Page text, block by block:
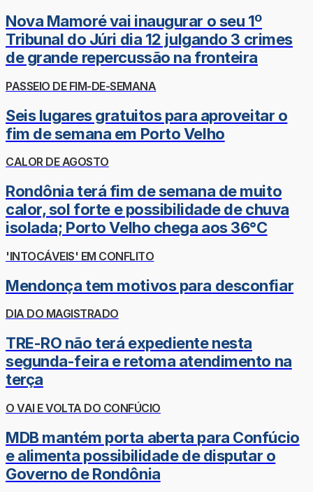
Nova Mamoré vai inaugurar o seu 1º
Tribunal do Júri dia 12 julgando 3 crimes
de grande repercussão na fronteira
PASSEIO DE FIM-DE-SEMANA
Seis lugares gratuitos para aproveitar o
fim de semana em Porto Velho
CALOR DE AGOSTO
Rondônia terá fim de semana de muito
calor, sol forte e possibilidade de chuva
isolada; Porto Velho chega aos 36°C
'INTOCÁVEIS' EM CONFLITO
Mendonça tem motivos para desconfiar
DIA DO MAGISTRADO
TRE-RO não terá expediente nesta
segunda-feira e retoma atendimento na
terça
O VAI E VOLTA DO CONFÚCIO
MDB mantém porta aberta para Confúcio
e alimenta possibilidade de disputar o
Governo de Rondônia